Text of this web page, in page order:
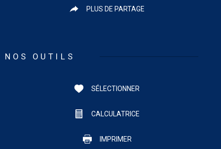
PLUS DE PARTAGE
NOS OUTILS
SÉLECTIONNER
CALCULATRICE
IMPRIMER